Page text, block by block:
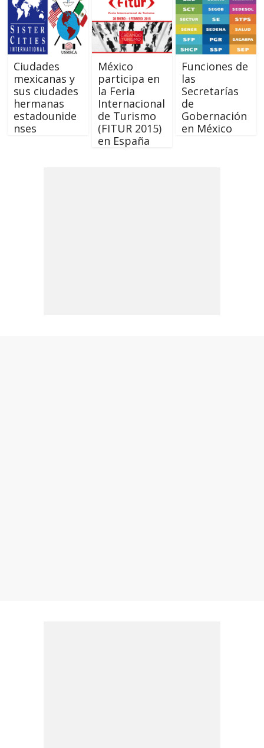
Ciudades
mexicanas y
sus ciudades
hermanas
estadounide
nses
México
participa en
la Feria
Internacional
de Turismo
(FITUR 2015)
en España
Funciones de
las
Secretarías
de
Gobernación
en México